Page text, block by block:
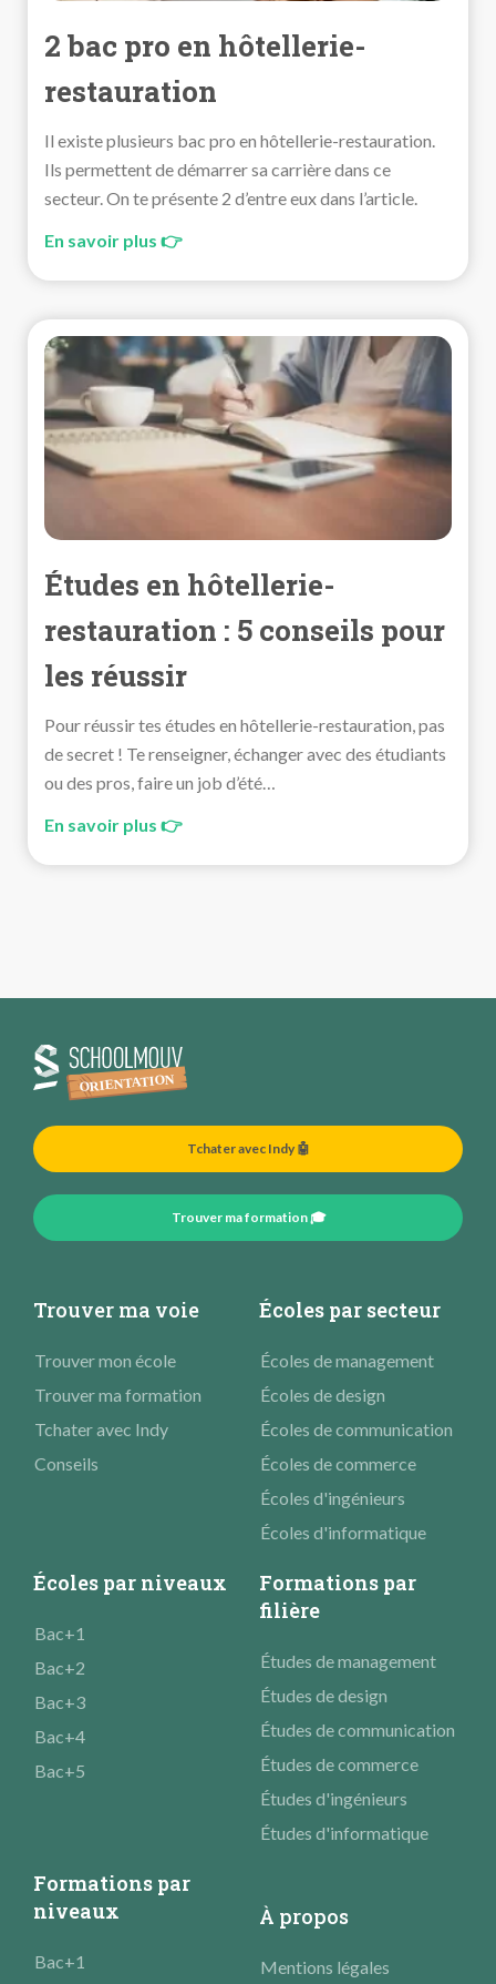
2 bac pro en hôtellerie-
restauration
Il existe plusieurs bac pro en hôtellerie-restauration.
Ils permettent de démarrer sa carrière dans ce
secteur. On te présente 2 d’entre eux dans l’article.
En savoir plus 👉
Études en hôtellerie-
restauration : 5 conseils pour
les réussir
Pour réussir tes études en hôtellerie-restauration, pas
de secret ! Te renseigner, échanger avec des étudiants
ou des pros, faire un job d’été…
En savoir plus 👉
Tchater avec Indy 🤖
Trouver ma formation 🎓
Trouver ma voie
Trouver mon école
Trouver ma formation
Tchater avec Indy
Conseils
Écoles par secteur
Écoles de management
Écoles de design
Écoles de communication
Écoles de commerce
Écoles d'ingénieurs
Écoles d'informatique
Écoles par niveaux
Bac+1
Bac+2
Bac+3
Bac+4
Bac+5
Formations par
filière
Études de management
Études de design
Études de communication
Études de commerce
Études d'ingénieurs
Études d'informatique
Formations par
niveaux
Bac+1
À propos
Mentions légales